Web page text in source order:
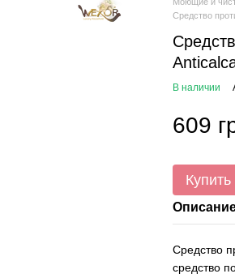
Средство
В наличии
609
Купить
Средство
средство